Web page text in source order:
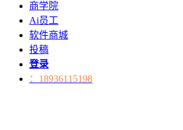
商学院
Ai员工
软件商城
投稿
登录
：18936115198